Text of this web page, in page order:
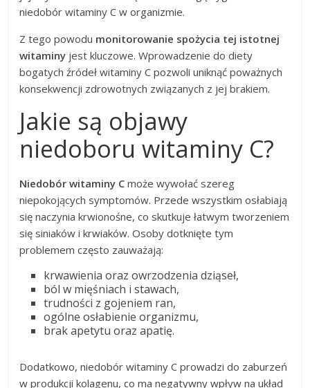
niedobór witaminy C w organizmie.
Z tego powodu monitorowanie spożycia tej istotnej
witaminy jest kluczowe. Wprowadzenie do diety
bogatych źródeł witaminy C pozwoli uniknąć poważnych
konsekwencji zdrowotnych związanych z jej brakiem.
Jakie są objawy
niedoboru witaminy C?
Niedobór witaminy C może wywołać szereg
niepokojących symptomów. Przede wszystkim osłabiają
się naczynia krwionośne, co skutkuje łatwym tworzeniem
się siniaków i krwiaków. Osoby dotknięte tym
problemem często zauważają:
krwawienia oraz owrzodzenia dziąseł,
ból w mięśniach i stawach,
trudności z gojeniem ran,
ogólne osłabienie organizmu,
brak apetytu oraz apatię.
Dodatkowo, niedobór witaminy C prowadzi do zaburzeń
w produkcji kolagenu, co ma negatywny wpływ na układ